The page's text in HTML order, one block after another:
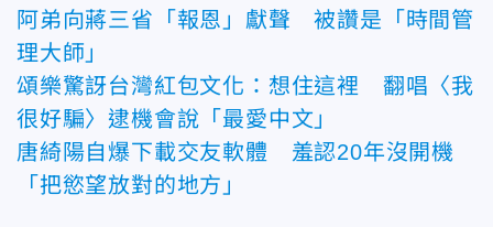
阿弟向蔣三省「報恩」獻聲 被讚是「時間管
理大師」
頌樂驚訝台灣紅包文化：想住這裡 翻唱〈我
很好騙〉逮機會說「最愛中文」
唐綺陽自爆下載交友軟體 羞認20年沒開機
「把慾望放對的地方」